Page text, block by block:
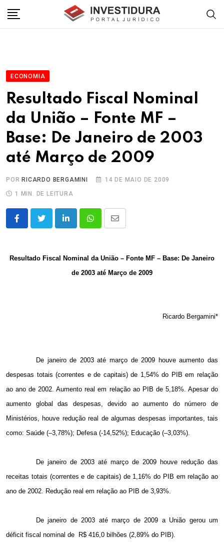
ECONOMIA
Resultado Fiscal Nominal
da União – Fonte MF –
Base: De Janeiro de 2003
até Março de 2009
POR RICARDO BERGAMINI
14 DE MAIO DE 2009
1 MIN. DE LEITURA
LinkedInWhatsappShare
Resultado Fiscal Nominal da União – Fonte MF – Base: De Janeiro
de 2003 até Março de 2009
Ricardo Bergamini*
De janeiro de 2003 até março de 2009 houve aumento das
despesas totais (correntes e de capitais) de 1,54% do PIB em relação
ao ano de 2002. Aumento real em relação ao PIB de 5,18%. Apesar do
aumento global das despesas, devido ao aumento do número de
Ministérios, houve redução real de algumas despesas importantes, tais
como: Saúde (–3,78%); Defesa (-14,52%); Educação (–3,03%).
De janeiro de 2003 até março de 2009 houve redução das
receitas totais (correntes e de capitais) de 1,16% do PIB em relação ao
ano de 2002. Redução real em relação ao PIB de 3,93%.
De janeiro de 2003 até março de2009 aUnião gerou um
déficit fiscal nominal de
R$ 416,0 bilhões (2,89% do PIB).